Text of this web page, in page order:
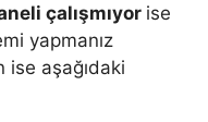
çalışmıyor ise
yapmanız
ise aşağıdaki